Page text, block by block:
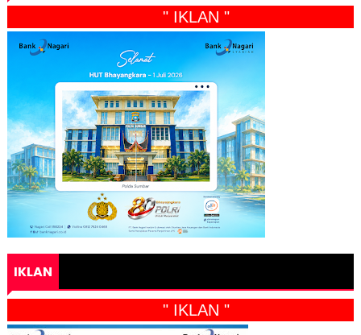
" IKLAN "
IKLAN
" IKLAN "